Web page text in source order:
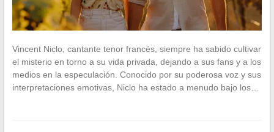
Vincent Niclo, cantante tenor francés, siempre ha sabido cultivar
el misterio en torno a su vida privada, dejando a sus fans y a los
medios en la especulación. Conocido por su poderosa voz y sus
interpretaciones emotivas, Niclo ha estado a menudo bajo los…